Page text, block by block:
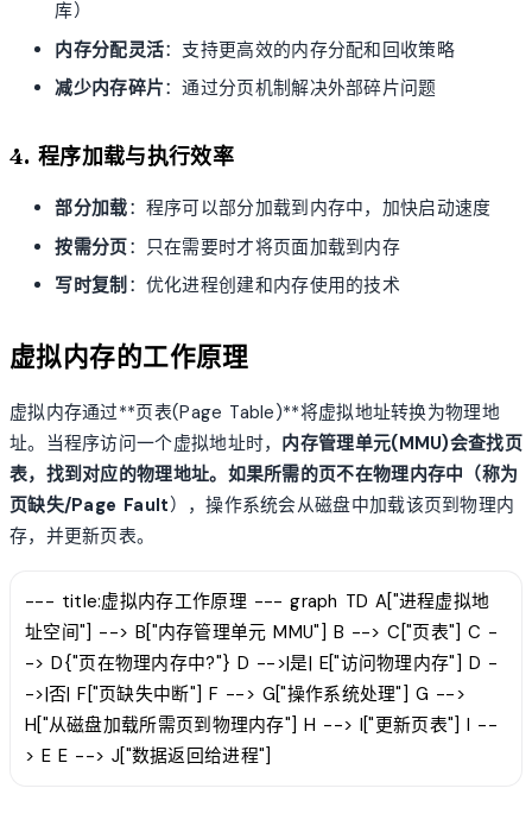
库）
内存分配灵活：支持更高效的内存分配和回收策略
减少内存碎片：通过分页机制解决外部碎片问题
4. 程序加载与执行效率
部分加载：程序可以部分加载到内存中，加快启动速度
按需分页：只在需要时才将页面加载到内存
写时复制 ：优化进程创建和内存使用的技术
虚拟内存的工作原理
虚拟内存通过**页表(Page Table)**将虚拟地址转换为物理地
址。当程序访问一个虚拟地址时， 内存管理单元(MMU)会查找页
表，找到对应的物理地址。如果所需的页不在物理内存中（称为
页缺失/Page Fault），操作系统会从磁盘中加载该页到物理内
存，并更新页表。
--- title:虚拟内存工作原理 --- graph TD A["进程虚拟地
址空间"] --> B["内存管理单元 MMU"] B --> C["页表"] C -
-> D{"页在物理内存中?"} D -->|是| E["访问物理内存"] D -
->|否| F["页缺失中断"] F --> G["操作系统处理"] G -->
H["从磁盘加载所需页到物理内存"] H --> I["更新页表"] I --
> E E --> J["数据返回给进程"]